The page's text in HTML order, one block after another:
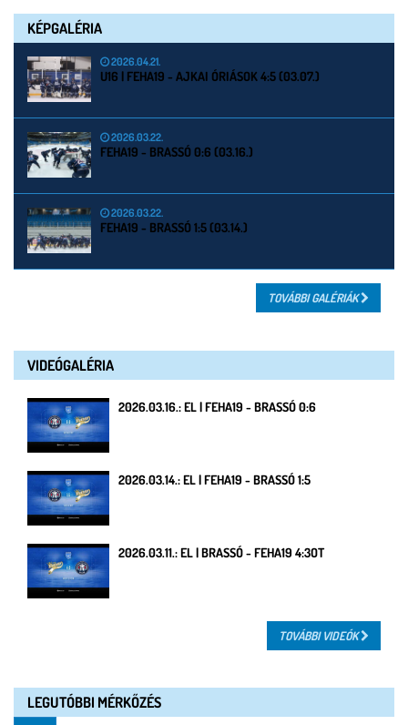
KÉPGALÉRIA
2026.04.21.
U16 | FEHA19 - AJKAI ÓRIÁSOK 4:5 (03.07.)
2026.03.22.
FEHA19 - BRASSÓ 0:6 (03.16.)
2026.03.22.
FEHA19 - BRASSÓ 1:5 (03.14.)
TOVÁBBI GALÉRIÁK
VIDEÓGALÉRIA
2026.03.16.: EL | FEHA19 - BRASSÓ 0:6
2026.03.14.: EL | FEHA19 - BRASSÓ 1:5
2026.03.11.: EL | BRASSÓ - FEHA19 4:3OT
TOVÁBBI VIDEÓK
LEGUTÓBBI MÉRKŐZÉS